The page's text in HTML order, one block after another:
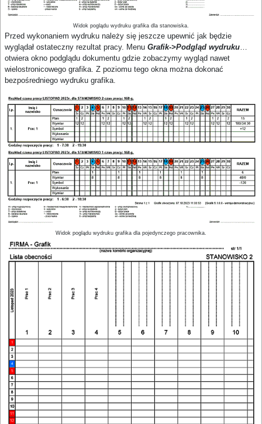
Widok poglądu wydruku grafika dla stanowiska.
Przed wykonaniem wydruku należy się jeszcze upewnić jak będzie
wyglądał ostateczny rezultat pracy. Menu Grafik->Podgląd wydruku
otwiera okno podglądu dokumentu gdzie zobaczymy wygląd nawet
wielostronicowego grafika. Z poziomu tego okna można dokonać
bezpośredniego wydruku grafika.
Widok poglądu wydruku grafika dla pojedynczego pracownika.